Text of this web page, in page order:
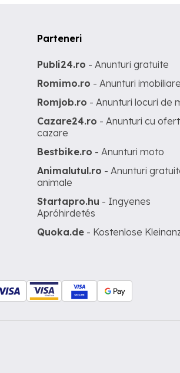
Parteneri
Publi24.ro - Anunturi gratuite
Romimo.ro - Anunturi imobiliare
Romjob.ro - Anunturi locuri de
Cazare24.ro - Anunturi cu
cazare
Bestbike.ro - Anunturi moto
Animalutul.ro - Anunturi
animale
Startapro.hu - Ingyenes
Apróhirdetés
Quoka.de - Kostenlose